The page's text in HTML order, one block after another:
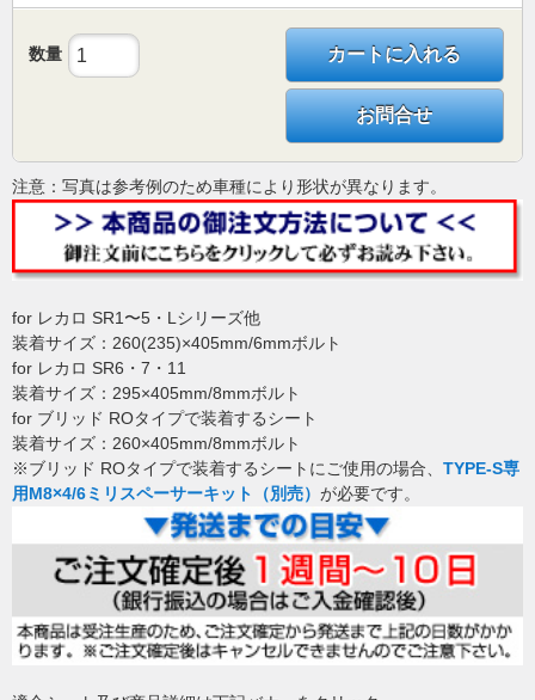
数量 カートに入れる
お問合せ
注意：写真は参考例のため車種により形状が異なります。
for レカロ SR1〜5・Lシリーズ他
装着サイズ：260(235)×405mm/6mmボルト
for レカロ SR6・7・11
装着サイズ：295×405mm/8mmボルト
for ブリッド ROタイプで装着するシート
装着サイズ：260×405mm/8mmボルト
※ブリッド ROタイプで装着するシートにご使用の場合、 TYPE-S専
用M8×4/6ミリスペーサーキット（別売） が必要です。